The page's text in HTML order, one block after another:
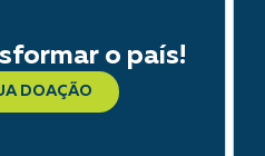
o país!
DOAÇÃO